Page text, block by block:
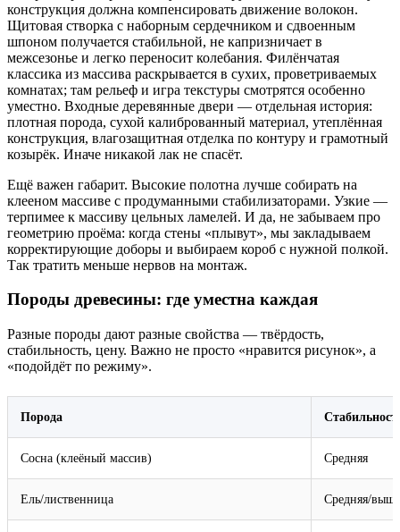
конструкция должна компенсировать движение волокон.
Щитовая створка с наборным сердечником и сдвоенным
шпоном получается стабильной, не капризничает в
межсезонье и легко переносит колебания. Филёнчатая
классика из массива раскрывается в сухих, проветриваемых
комнатах; там рельеф и игра текстуры смотрятся особенно
уместно. Входные деревянные двери — отдельная история:
плотная порода, сухой калиброванный материал, утеплённая
конструкция, влагозащитная отделка по контуру и грамотный
козырёк. Иначе никакой лак не спасёт.
Ещё важен габарит. Высокие полотна лучше собирать на
клееном массиве с продуманными стабилизаторами. Узкие —
терпимее к массиву цельных ламелей. И да, не забываем про
геометрию проёма: когда стены «плывут», мы закладываем
корректирующие доборы и выбираем короб с нужной полкой.
Так тратить меньше нервов на монтаж.
Породы древесины: где уместна каждая
Разные породы дают разные свойства — твёрдость,
стабильность, цену. Важно не просто «нравится рисунок», а
«подойдёт по режиму».
Порода
Сосна (клеёный массив) Средняя
Ель/лиственница Средняя/